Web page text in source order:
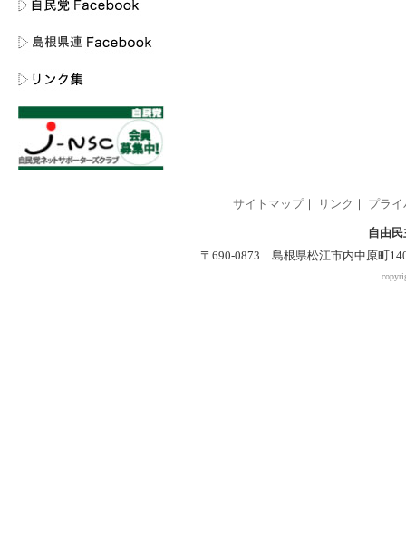
サイトマップ｜ リンク プラ
自由
〒690-0873 島根県松江市内中原町